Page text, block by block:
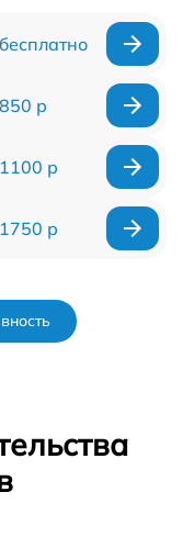
бесплатно
850 р
1100 р
1750 р